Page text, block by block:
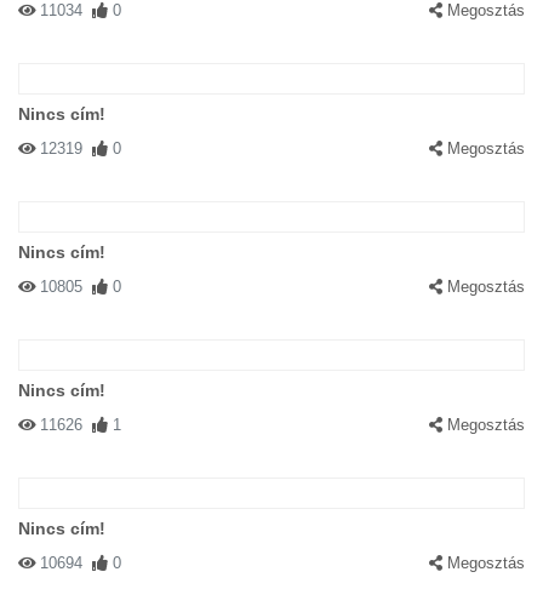
11034 0 Megosztás
Nincs cím!
12319 0 Megosztás
Nincs cím!
10805 0 Megosztás
Nincs cím!
11626 1 Megosztás
Nincs cím!
10694 0 Megosztás